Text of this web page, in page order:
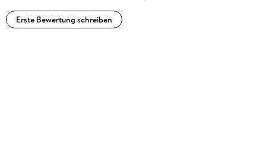
Erste Bewertung schreiben